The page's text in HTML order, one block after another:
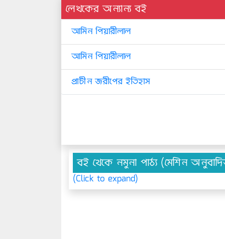
লেখকের অন্যান্য বই
আমিন পিয়ারীলাল
আমিন পিয়ারীলাল
প্রাচীন জরীপের ইতিহাস
বই থেকে নমুনা পাঠ্য (মেশিন
(Click to expand)